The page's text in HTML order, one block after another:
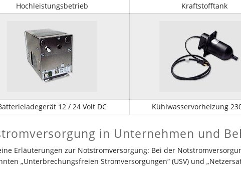
Hochleistungsbetrieb
Kraftstofftank
12 / 24 Volt DC Kühlwasservorheizung
in Unternehmen und
Erläuterungen zur Notstromversorgung: Bei der
„Unterbrechungsfreien Stromversorgungen“ (USV) und